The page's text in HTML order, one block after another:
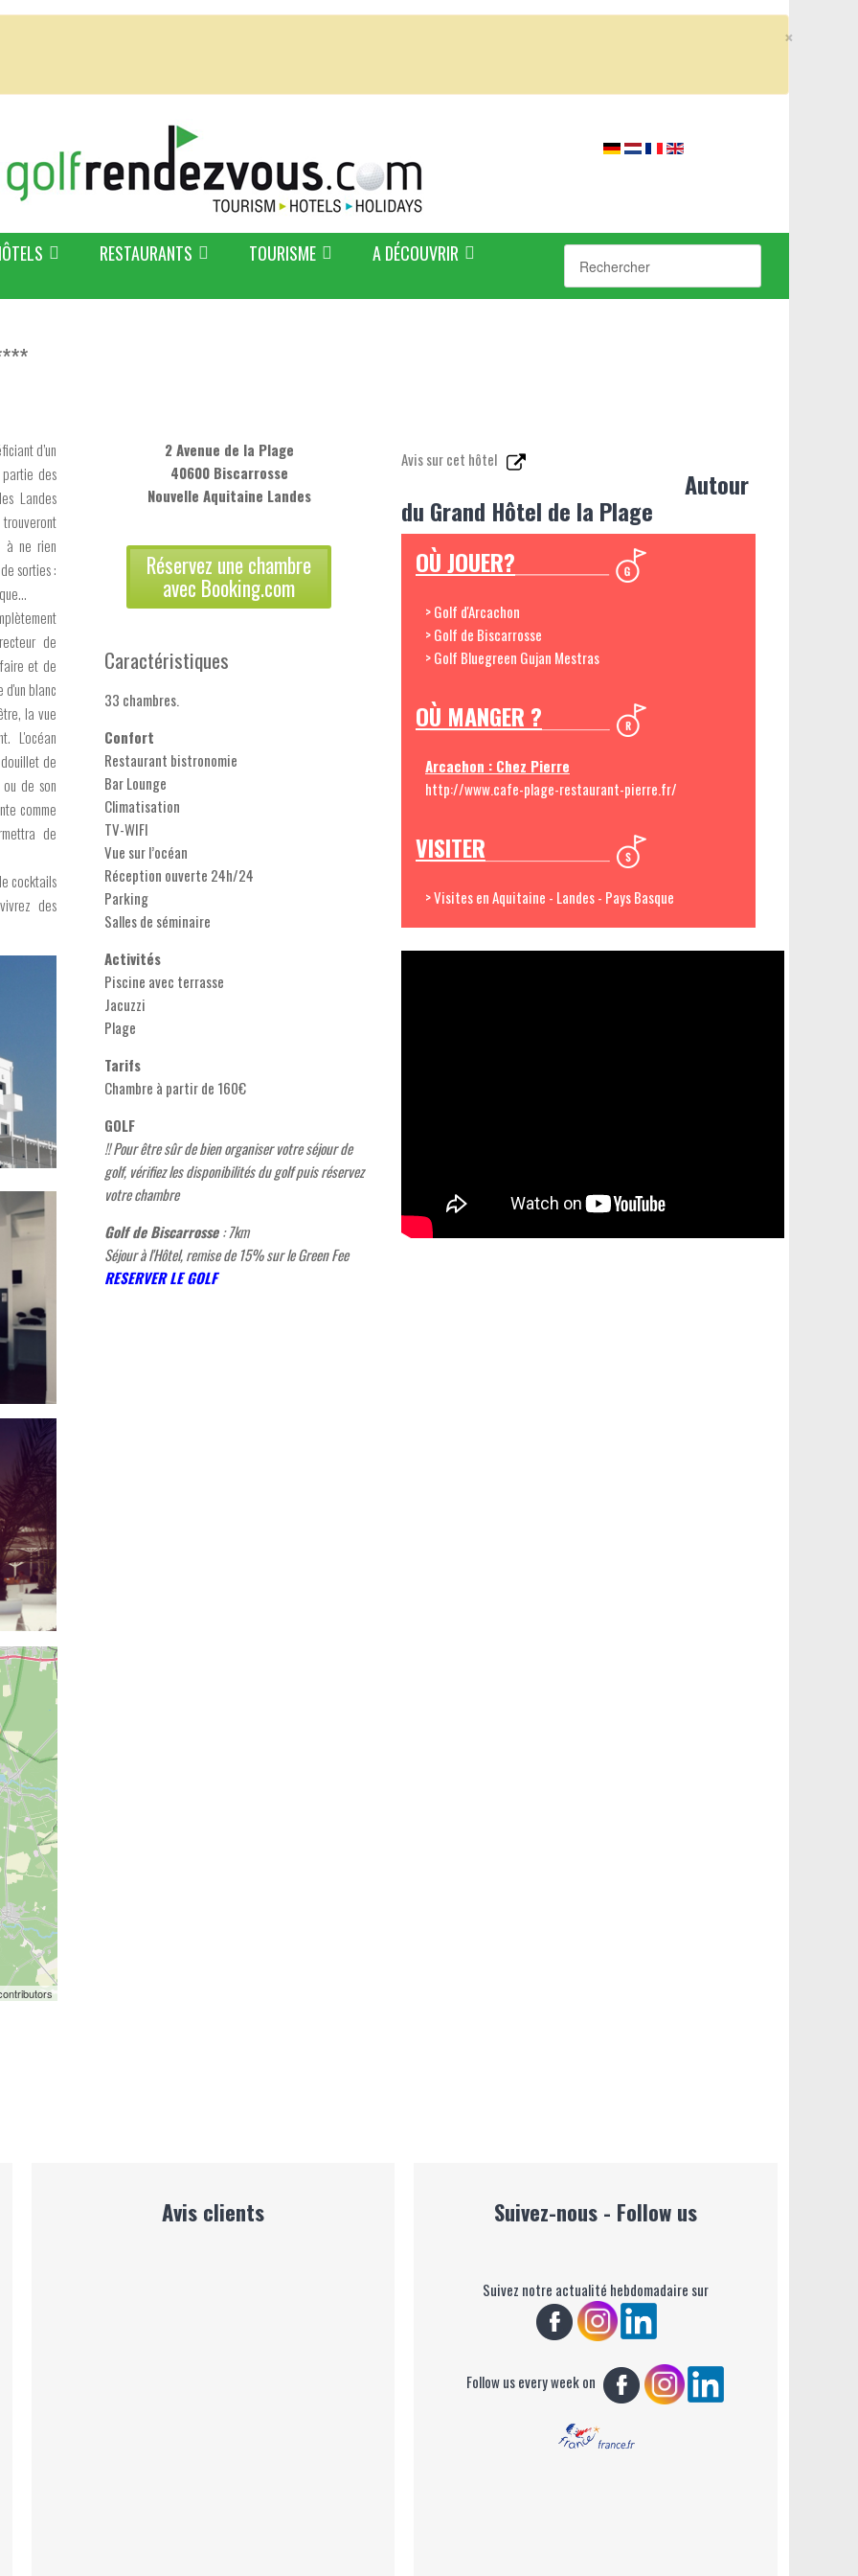
×
RESTAURANTS TOURISME A DÉCOUVRIR
d’un
des
Landes
à ne rien
sorties :
de
et de
blanc
la vue
L'océan
de
de son
comme
de
cocktails
des
2 Avenue de la Plage
40600 Biscarrosse
Nouvelle Aquitaine Landes
Réservez une chambre
avec Booking.com
Caractéristiques
33 chambres.
Confort
Restaurant bistronomie
Bar Lounge
Climatisation
TV-WIFI
Vue sur l’océan
Réception ouverte 24h/24
Parking
Salles de séminaire
Activités
Piscine avec terrasse
Jacuzzi
Plage
Tarifs
Chambre à partir de 160€
GOLF
!! Pour être sûr de bien organiser votre séjour de
golf, vérifiez les disponibilités du golf puis réservez
votre chambre
Golf de Biscarrosse: 7km
Séjour à l'Hôtel, remise de 15% sur le Green Fee
RESERVER LE GOLF
Avis sur cet hôtel
Autour
du Grand Hôtel de la Plage
OÙ JOUER?
> Golf d'Arcachon
> Golf de Biscarrosse
> Golf Bluegreen Gujan Mestras
OÙ MANGER ?
Arcachon : Chez Pierre
http://www.cafe-plage-restaurant-pierre.fr/
VISITER
> Visites en Aquitaine - Landes - Pays Basque
Avis clients Suivez-nous - Follow us
Suivez notre actualité hebdomadaire sur
Follow us every week on